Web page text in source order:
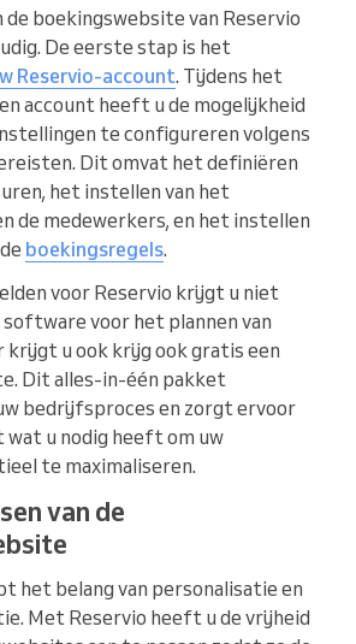
boekingswebsite van Reservio
De eerste stap is het
Reservio-account. Tijdens het
account heeft u de mogelijkheid
te configureren volgens
Dit omvat het definiëren
het instellen van het
de medewerkers, en het instellen
boekingsregels.
voor Reservio krijgt u niet
voor het plannen van
krijgt u ook krijg ook gratis een
Dit alles-in-één pakket
bedrijfsproces en zorgt ervoor
wat u nodig heeft om uw
te maximaliseren.
van de
het belang van personalisatie en
Met Reservio heeft u de vrijheid